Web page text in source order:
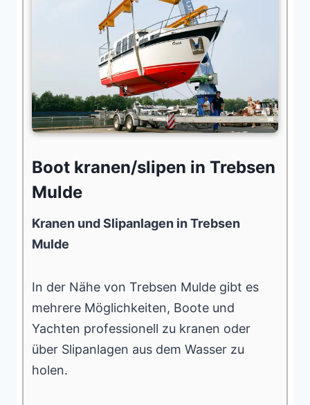
Boot kranen/slipen in Trebsen
Mulde
Kranen und Slipanlagen in Trebsen
Mulde
In der Nähe von Trebsen Mulde gibt es
mehrere Möglichkeiten, Boote und
Yachten professionell zu kranen oder
über Slipanlagen aus dem Wasser zu
holen.